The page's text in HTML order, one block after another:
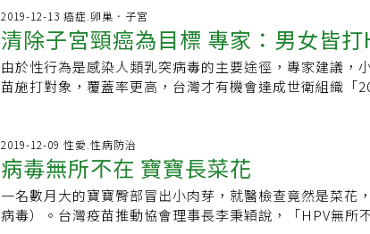
子宮頸篩檢系統，由於疫苗也減少生殖器疣，陰莖癌及肛
預期，對減少頭頸癌也有間接證據，男性接種也有一定的
權的疫苗接種政策。
年後，每年新增子宮頸癌人數僅約40人，而目前一年則是
症基金會副執行長蔡麗娟表示，我國自2018年起，提供國
種，校內接種率超過八成，與歐美國家相較，起步較晚，
2030年清除子宮頸癌目標，確實要有更積極的策略。世界
治子宮頸癌策略上，採取「男女皆打」方式，其中以澳洲
分階段讓男生、女生接種公費疫苗，預計在2028年就能達
癌，男女均需施打疫苗？蔡麗娟提出兩大原因，首先，不
乳突病毒（HPV），而主要感染途徑為性行為，這是男女
疫苗，保護自己，也能保護另一半。此外，除了造成子宮
沒有吃那麼多。衛生福利部草屯療養院醫師沈政男對此在
年萊克多巴胺都沒事？不代表三十年後你不會因此致癌！
多少致癌評估？零。」、「那些想要護航萊克多巴胺的人
沈政男表示，蘇貞昌對蔣萬安說，「你在美國吃美豬，有
「美國人吃了二十年都沒事，為什麼台灣人不能吃？」甚
國上市，被當成女性荷爾蒙補充劑與婦科疾病藥物，當時
年以後逐漸發現，使用者發生陰道癌的比率明顯上升，而
在用了三十二年以後，於1971年被禁用，然而已經來不及
者必須終身追蹤副作用，而被稱為「己烯雌酚女兒」。用
2019-12-13 癌症.卵巢．子宮
清除子宮頸癌為目標 專家：男女皆打
際趨勢
由於性行為是感染人類乳突病毒的主要途徑，專家建議，
苗施打對象，覆蓋率更高，台灣才有機會達成世衛組織「
未能列入施打對象。蔡麗娟指出，許多人以為感染HPV（
引發子宮頸癌，其實不然，HPV還可能引發陰道癌、外陰
口咽癌、尖形濕疣（菜花）等六癌一病。蔡麗娟說，HPV
威脅，男性也逃不過它的危害。此外，單從子宮頸癌防治
種HPV疫苗，可以增加群體保護力。目前台灣公費HPV疫
2019-12-09 性愛.性病防治
病毒無所不在 寶寶長菜花
一名數月大的寶寶臀部冒出小肉芽，就醫檢查竟然是菜花
病毒）。台灣疫苗推動協會理事長李秉穎說，「HPV無所